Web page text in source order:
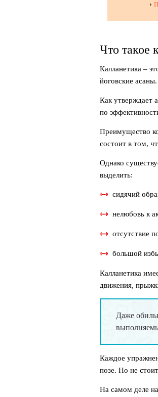
Что такое
Калланетика –
йоговские
Как утверждает
по
Преимущество
состоит в том,
Однако
выделить:
сидячий
нелюбовь к
отсутствие
большой
Калланетика
движения,
Даже
Каждое
позе. Но не
На самом деле